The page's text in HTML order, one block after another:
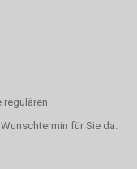
regulären
für Sie da.